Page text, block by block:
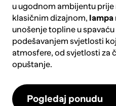
u ugodnom ambijentu prije
klasičnim dizajnom, lampa
unošenje topline u
podešavanjem svjetlosti
atmosfere, od svjetlosti za
opuštanje.
Pogledaj ponudu